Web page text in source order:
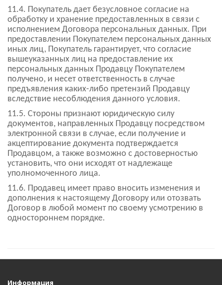
11.4. Покупатель дает безусловное согласие на
обработку и хранение предоставленных в связи с
исполнением Договора персональных данных. При
предоставлении Покупателем персональных данных
иных лиц, Покупатель гарантирует, что согласие
вышеуказанных лиц на предоставление их
персональных данных Продавцу Покупателем
получено, и несет ответственность в случае
предъявления каких-либо претензий Продавцу
вследствие несоблюдения данного условия.
11.5. Стороны признают юридическую силу
документов, направленных Продавцу посредством
электронной связи в случае, если получение и
акцептирование документа подтверждается
Продавцом, а также возможно с достоверностью
установить, что они исходят от надлежаще
уполномоченного лица.
11.6. Продавец имеет право вносить изменения и
дополнения к настоящему Договору или отозвать
Договор в любой момент по своему усмотрению в
одностороннем порядке.
Информация